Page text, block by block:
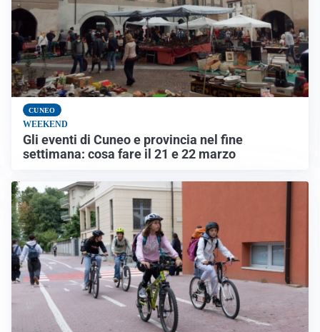
CUNEO
WEEKEND
Gli eventi di Cuneo e provincia nel fine
settimana: cosa fare il 21 e 22 marzo